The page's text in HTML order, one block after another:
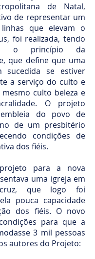
de Natal,
de representar um
que elevam o
foi realizada, tendo
o princípio da
que define que uma
sucedida se estiver
a serviço do culto e
culto beleza e
O projeto
do povo de
de um presbitério
condições de
dos fiéis.
para a nova
uma igreja em
que logo foi
pouca capacidade
dos fiéis. O novo
para que a
3 mil pessoas
autores do Projeto: